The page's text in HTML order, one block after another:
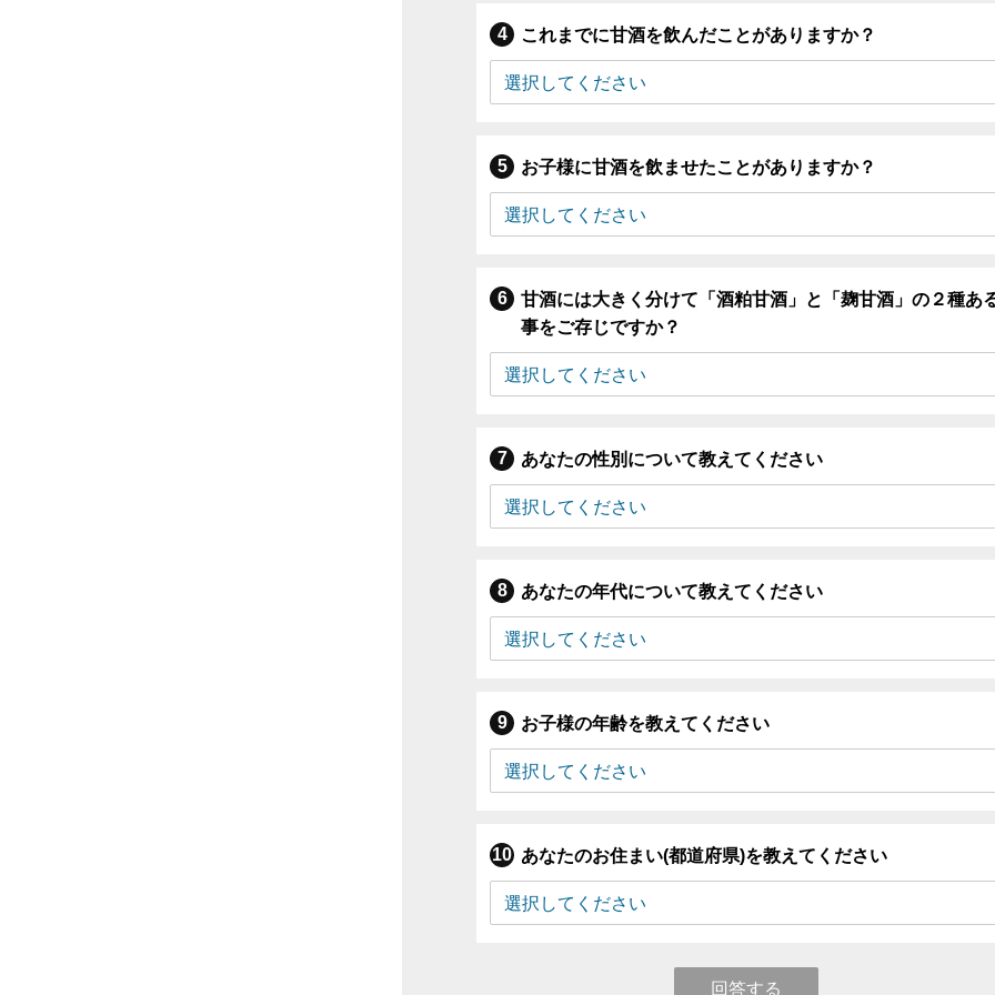
これまでに甘酒を飲んだことがありますか？
お子様に甘酒を飲ませたことがありますか？
甘酒には大きく分けて「酒粕甘酒」と「麹甘酒」の２種あ
事をご存じですか？
あなたの性別について教えてください
あなたの年代について教えてください
お子様の年齢を教えてください
あなたのお住まい(都道府県)を教えてください
回答する